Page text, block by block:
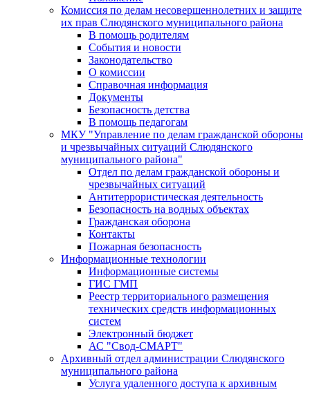
Комиссия по делам несовершеннолетних и защите
их прав Слюдянского муниципального района
В помощь родителям
События и новости
Законодательство
О комиссии
Справочная информация
Документы
Безопасность детства
В помощь педагогам
МКУ "Управление по делам гражданской обороны
и чрезвычайных ситуаций Слюдянского
муниципального района"
Отдел по делам гражданской обороны и
чрезвычайных ситуаций
Антитеррористическая деятельность
Безопасность на водных объектах
Гражданская оборона
Контакты
Пожарная безопасность
Информационные технологии
Информационные системы
ГИС ГМП
Реестр территориального размещения
технических средств информационных
систем
Электронный бюджет
АС "Свод-СМАРТ"
Архивный отдел администрации Слюдянского
муниципального района
Услуга удаленного доступа к архивным